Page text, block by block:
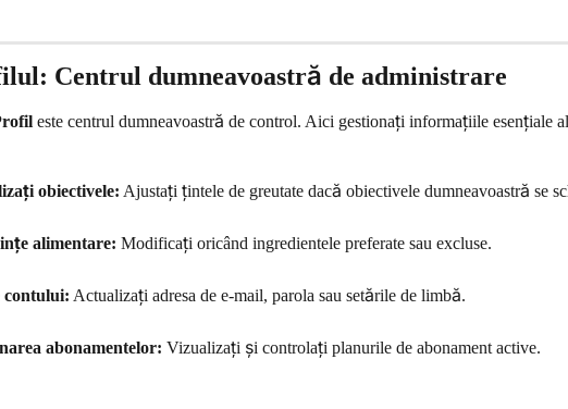
Centrul dumneavoastră de administrare
este centrul dumneavoastră de control. Aici gestionați informațiile esențiale
obiectivele: Ajustați țintele de greutate dacă obiectivele dumneavoastră se
alimentare: Modificați oricând ingredientele preferate sau excluse.
contului: Actualizați adresa de e-mail, parola sau setările de limbă.
abonamentelor: Vizualizați și controlați planurile de abonament active.